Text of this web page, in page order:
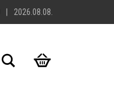
2026.08.08.
Search